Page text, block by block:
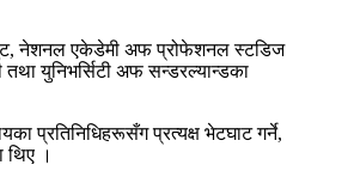
नेशनल एकेडेमी अफ प्रोफेशनल स्टडिज
युनिभर्सिटी अफ सन्डरल्यान्डका
प्रतिनिधिहरूसँग प्रत्यक्ष भेटघाट गर्ने,
थिए ।